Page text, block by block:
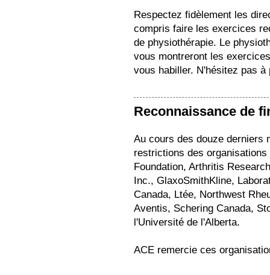
Respectez fidèlement les
compris faire les exercices
de physiothérapie. Le
vous montreront les
vous habiller. N'hésitez pas
Reconnaissance de
Au cours des douze derniers
restrictions des
Foundation, Arthritis
Inc., GlaxoSmithKline,
Canada, Ltée, Northwest
Aventis, Schering Canada,
l'Université de l'Alberta.
ACE remercie ces